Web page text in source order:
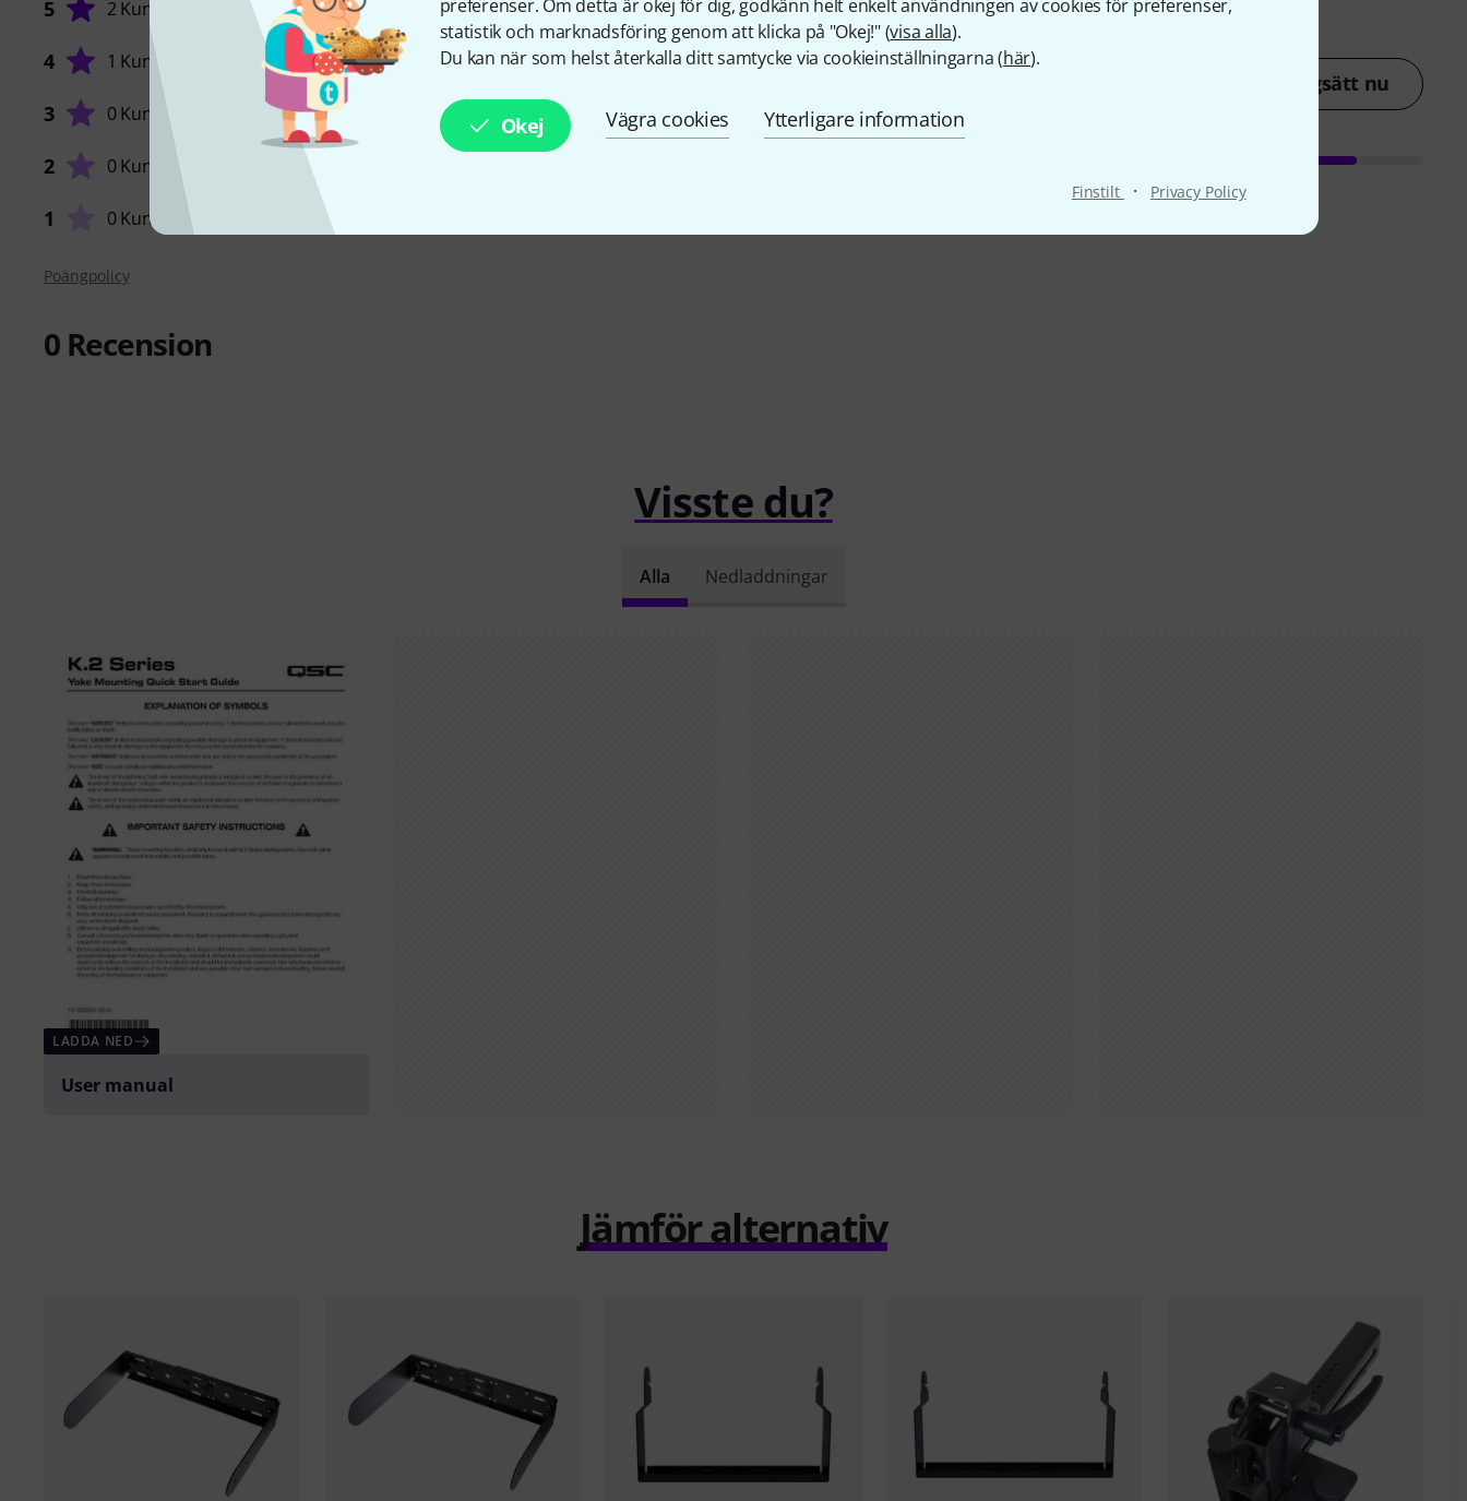
preferenser. Om detta är okej för dig, godkänn helt enkelt användningen av cookies för preferenser,
statistik och marknadsföring genom att klicka på "Okej!" (visa alla).
Du kan när som helst återkalla ditt samtycke via cookieinställningarna (här).
Okej Vägra cookies Ytterligare information
Finstilt · Privacy Policy
5 2 Kunder
4 1 Kund
3 0 Kunder
2 0 Kunder
1 0 Kunder
Betygsätt nu
HANTVERKSKVALITET
Poängpolicy
0 Recension
Visste du?
Alla Nedladdningar
LADDA NED
User manual
Jämför alternativ